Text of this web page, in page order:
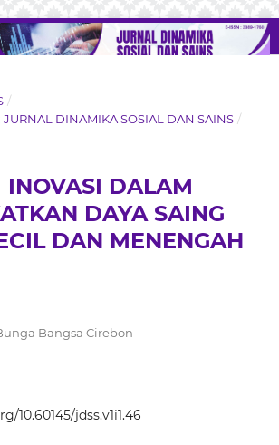
/
JURNAL DINAMIKA SOSIAL DAN SAINS /
INOVASI DALAM
DAYA SAING
DAN MENENGAH
Bangsa Cirebon
10.60145/jdss.v1i1.46